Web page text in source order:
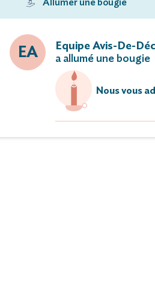
Allumer une bougie
EA
Equipe Avis-De-
a allumé une bougie
Nous vous